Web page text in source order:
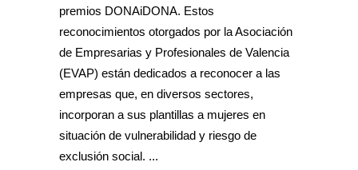
premios DONAiDONA. Estos
reconocimientos otorgados por la Asociación
de Empresarias y Profesionales de Valencia
(EVAP) están dedicados a reconocer a las
empresas que, en diversos sectores,
incorporan a sus plantillas a mujeres en
situación de vulnerabilidad y riesgo de
exclusión social.